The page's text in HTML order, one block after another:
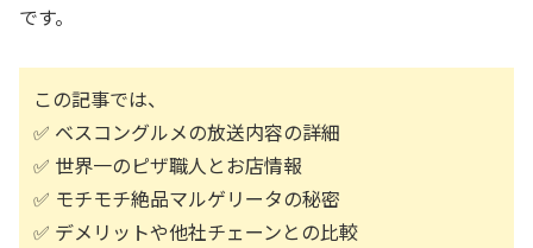
です。
この記事では、
✅ ベスコングルメの放送内容の詳細
✅ 世界一のピザ職人とお店情報
✅ モチモチ絶品マルゲリータの秘密
✅ デメリットや他社チェーンとの比較